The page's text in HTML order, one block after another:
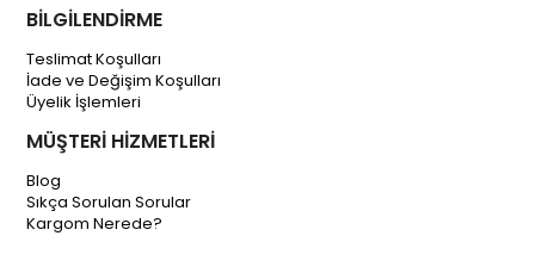
BİLGİLENDİRME
Teslimat Koşulları
İade ve Değişim Koşulları
Üyelik İşlemleri
MÜŞTERİ HİZMETLERİ
Blog
Sıkça Sorulan Sorular
Kargom Nerede?